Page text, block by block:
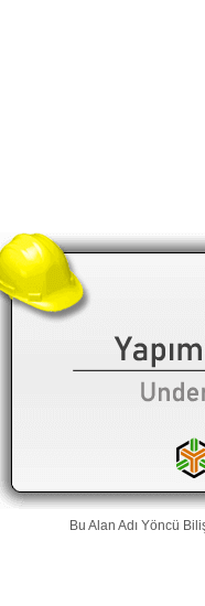
Bu Alan Adı Yöncü